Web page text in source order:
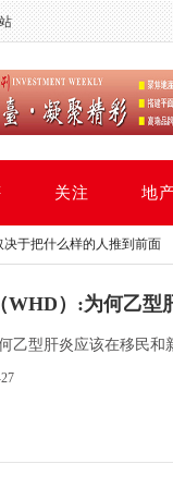
关注 地
什么样的人推到前面 多伦
WHD）:为何乙型
乙型肝炎应该在移民和